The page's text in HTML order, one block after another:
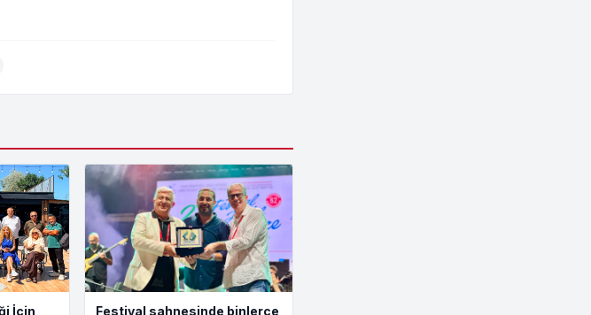
İçin
Festival sahnesinde binlerce